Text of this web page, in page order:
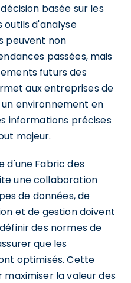
basée sur les
outils d'analyse
peuvent non
passées, mais
futurs des
aux entreprises de
environnement en
informations précises
majeur.
d'une Fabric des
une collaboration
de données, de
et de gestion doivent
des normes de
que les
optimisés. Cette
la valeur des